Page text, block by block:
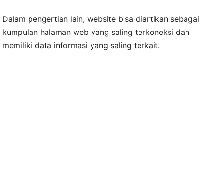
Dalam pengertian lain, website bisa diartikan sebagai
kumpulan halaman web yang saling terkoneksi dan
memiliki data informasi yang saling terkait.